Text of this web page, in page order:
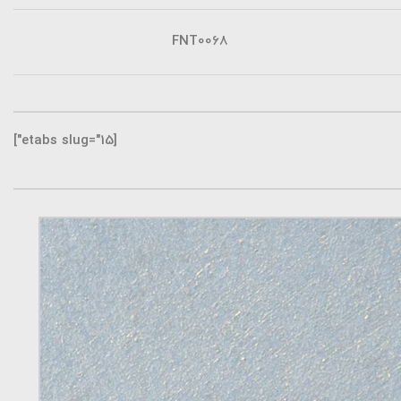
FNT0068
[etabs slug="15"]